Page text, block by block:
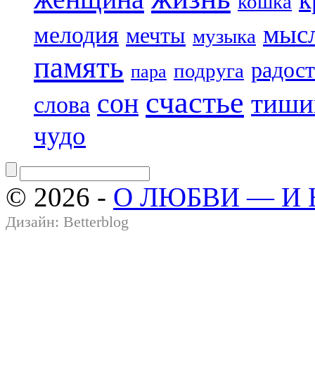
мелодия мечты музыка
память пара подруга
слова сон счастье
чудо
© 2026 - О ЛЮБВИ — И
Дизайн: Betterblog